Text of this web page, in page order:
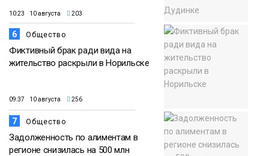
10:23 10 августа 203
6 Общество
Фиктивный брак ради вида на
жительство раскрыли в Норильске
09:37 10 августа 256
7 Общество
Задолженность по алиментам в
регионе снизилась на 500 млн